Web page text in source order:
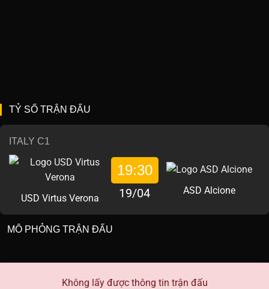
TỶ SỐ TRẬN ĐẤU
ITALY C1
USD Virtus Verona
19:30
19/04 ASD Alcione
MÔ PHỎNG TRẬN ĐẤU
Không lấy được thông tin trận đấu